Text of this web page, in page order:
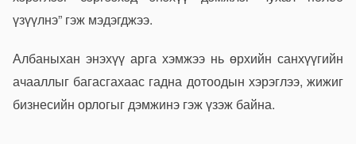
үзүүлнэ” гэж мэдэгджээ.
Албаныхан энэхүү арга хэмжээ нь өрхийн санхүүгийн
ачааллыг багасгахаас гадна дотоодын хэрэглээ, жижиг
бизнесийн орлогыг дэмжинэ гэж үзэж байна.